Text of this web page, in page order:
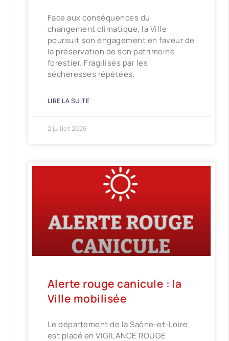
Face aux conséquences du
changement climatique, la Ville
poursuit son engagement en faveur de
la préservation de son patrimoine
forestier. Fragilisés par les
sécheresses répétées,
LIRE LA SUITE
2 juillet 2026
Alerte rouge canicule : la
Ville mobilisée
Le département de la Saône-et-Loire
est placé en VIGILANCE ROUGE